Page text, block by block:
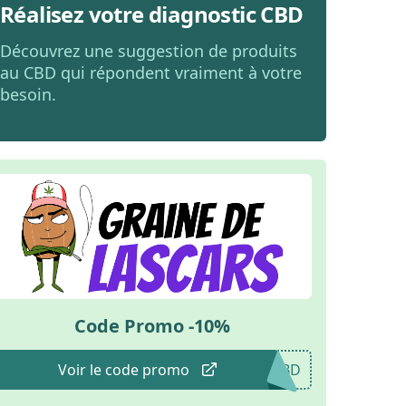
Réalisez votre diagnostic CBD
Découvrez une suggestion de produits
au CBD qui répondent vraiment à votre
besoin.
Code Promo -10%
Voir le code promo CBD